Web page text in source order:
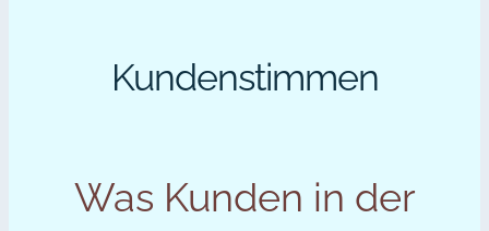
Kundenstimmen
Was Kunden in der